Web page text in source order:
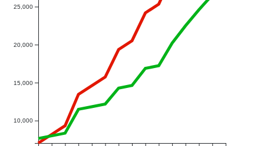
10,000
15,000
20,000
25,000